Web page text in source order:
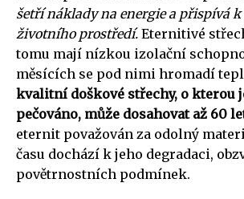
šetří náklady na energie a přispívá k
životního prostředí. Eternitivé
tomu mají nízkou izolační
měsících se pod nimi hromadí
kvalitní doškové střechy, o kterou
pečováno, může dosahovat až 60
eternit považován za odolný
času dochází k jeho degradaci,
povětrnostních podmínek.